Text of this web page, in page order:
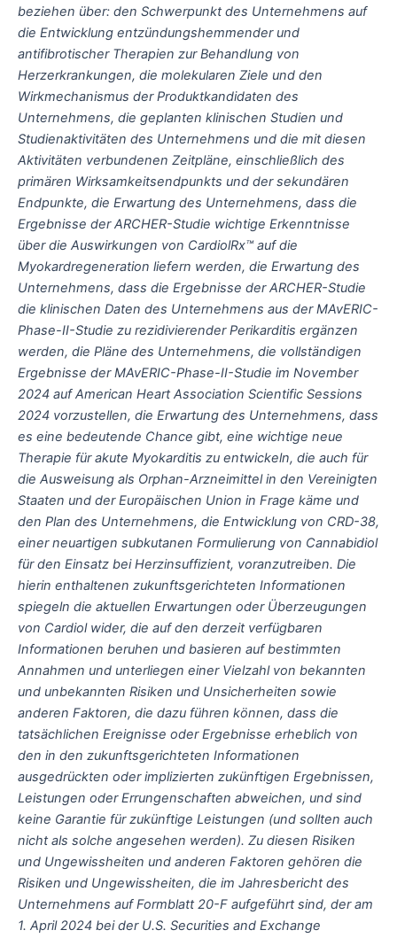
beziehen über: den Schwerpunkt des Unternehmens auf
die Entwicklung entzündungshemmender und
antifibrotischer Therapien zur Behandlung von
Herzerkrankungen, die molekularen Ziele und den
Wirkmechanismus der Produktkandidaten des
Unternehmens, die geplanten klinischen Studien und
Studienaktivitäten des Unternehmens und die mit diesen
Aktivitäten verbundenen Zeitpläne, einschließlich des
primären Wirksamkeitsendpunkts und der sekundären
Endpunkte, die Erwartung des Unternehmens, dass die
Ergebnisse der ARCHER-Studie wichtige Erkenntnisse
über die Auswirkungen von CardiolRx™ auf die
Myokardregeneration liefern werden, die Erwartung des
Unternehmens, dass die Ergebnisse der ARCHER-Studie
die klinischen Daten des Unternehmens aus der MAvERIC-
Phase-II-Studie zu rezidivierender Perikarditis ergänzen
werden, die Pläne des Unternehmens, die vollständigen
Ergebnisse der MAvERIC-Phase-II-Studie im November
2024 auf American Heart Association Scientific Sessions
2024 vorzustellen, die Erwartung des Unternehmens, dass
es eine bedeutende Chance gibt, eine wichtige neue
Therapie für akute Myokarditis zu entwickeln, die auch für
die Ausweisung als Orphan-Arzneimittel in den Vereinigten
Staaten und der Europäischen Union in Frage käme und
den Plan des Unternehmens, die Entwicklung von CRD-38,
einer neuartigen subkutanen Formulierung von Cannabidiol
für den Einsatz bei Herzinsuffizient, voranzutreiben. Die
hierin enthaltenen zukunftsgerichteten Informationen
spiegeln die aktuellen Erwartungen oder Überzeugungen
von Cardiol wider, die auf den derzeit verfügbaren
Informationen beruhen und basieren auf bestimmten
Annahmen und unterliegen einer Vielzahl von bekannten
und unbekannten Risiken und Unsicherheiten sowie
anderen Faktoren, die dazu führen können, dass die
tatsächlichen Ereignisse oder Ergebnisse erheblich von
den in den zukunftsgerichteten Informationen
ausgedrückten oder implizierten zukünftigen Ergebnissen,
Leistungen oder Errungenschaften abweichen, und sind
keine Garantie für zukünftige Leistungen (und sollten auch
nicht als solche angesehen werden). Zu diesen Risiken
und Ungewissheiten und anderen Faktoren gehören die
Risiken und Ungewissheiten, die im Jahresbericht des
Unternehmens auf Formblatt 20-F aufgeführt sind, der am
1. April 2024 bei der U.S. Securities and Exchange